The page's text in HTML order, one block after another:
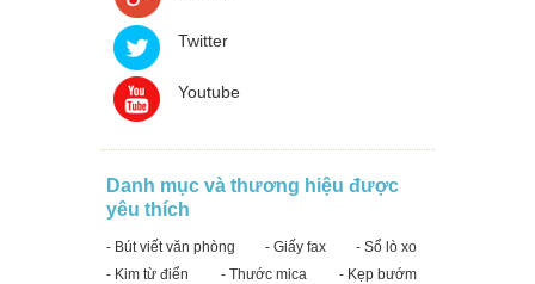
Twitter
Youtube
Danh mục và thương hiệu được
yêu thích
- Bút viết văn phòng - Giấy fax
- Sổ lò xo
- Kim từ điển
- Thước mica
- Kẹp bướm